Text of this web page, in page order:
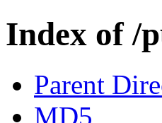
Index of /
Parent
MD5